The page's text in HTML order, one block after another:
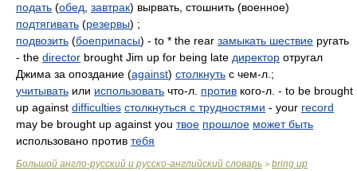
подать (обед завтрак) вырвать, стошнить (военное)
подтягивать (резервы) ;
подвозить (боеприпасы) - to * the rear замыкать шествие ругать
- the director brought Jim up for being late директор отругал
Джима за опоздание (against) столкнуть с чем-л.;
учитывать или использовать что-л. против кого-л. - to be brought
up against difficulties столкнуться с трудностями - your record
may be brought up against you твое прошлое может быть
использовано против тебя
Большой англо-русский и русско-английский словарь > bring up